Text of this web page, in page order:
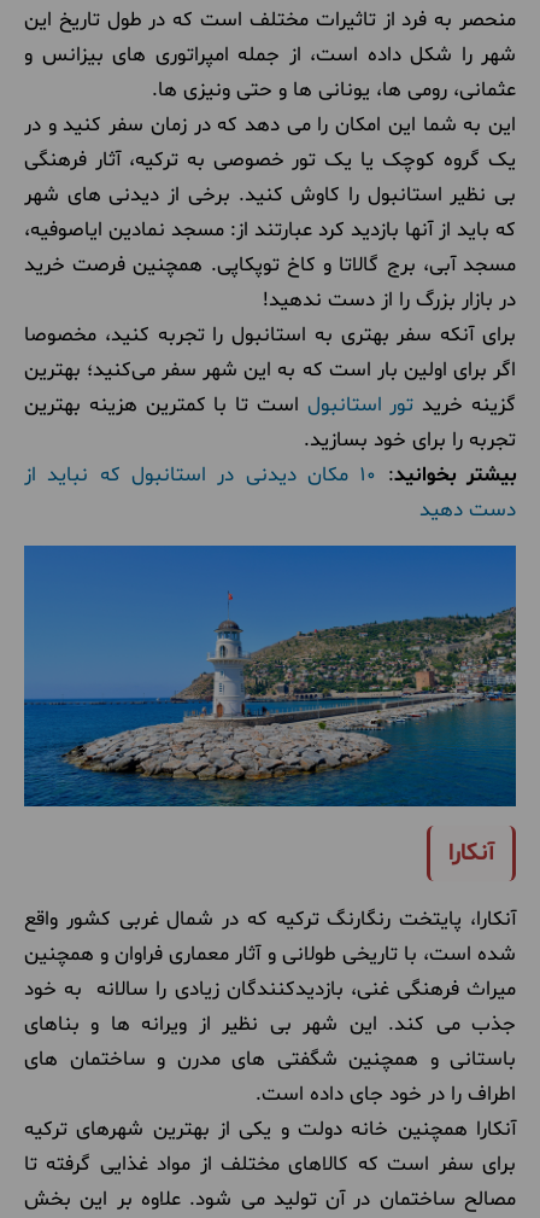
منحصر به فرد از تاثیرات مختلف است که در طول تاریخ این
شهر را شکل داده است، از جمله امپراتوری های بیزانس و
عثمانی، رومی ها، یونانی ها و حتی ونیزی ها.
این به شما این امکان را می دهد که در زمان سفر کنید و در
یک گروه کوچک یا یک تور خصوصی به ترکیه، آثار فرهنگی
بی نظیر استانبول را کاوش کنید. برخی از دیدنی های شهر
که باید از آنها بازدید کرد عبارتند از: مسجد نمادین ایاصوفیه،
مسجد آبی، برج گالاتا و کاخ توپکاپی. همچنین فرصت خرید
در بازار بزرگ را از دست ندهید!
برای آنکه سفر بهتری به استانبول را تجربه کنید، مخصوصا
اگر برای اولین بار است که به این شهر سفر می‌کنید؛ بهترین
گزینه خرید تور استانبول است تا با کمترین هزینه بهترین
تجربه را برای خود بسازید.
بیشتر بخوانید:
10 مکان دیدنی در استانبول که نباید از
دست دهید
آنکارا
آنکارا، پایتخت رنگارنگ ترکیه که در شمال غربی کشور واقع
شده است، با تاریخی طولانی و آثار معماری فراوان و همچنین
میراث فرهنگی غنی، بازدیدکنندگان زیادی را سالانه به خود
جذب می کند. این شهر بی نظیر از ویرانه ها و بناهای
باستانی و همچنین شگفتی های مدرن و ساختمان های
اطراف را در خود جای داده است.
آنکارا همچنین خانه دولت و یکی از بهترین شهرهای ترکیه
برای سفر است که کالاهای مختلف از مواد غذایی گرفته تا
مصالح ساختمان در آن تولید می شود. علاوه بر این بخش